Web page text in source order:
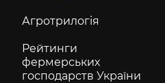
Агротрилогія
Рейтинги
фермерських
господарств України